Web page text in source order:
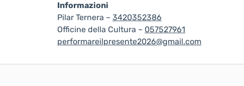
Informazioni
Pilar Ternera – 3420352386
Officine della Cultura – 057527961
performareilpresente2026@gmail.com